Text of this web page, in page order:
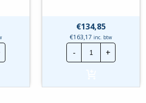
€134,85
€163,17 inc. btw
-
Eaton
xPole
MRB4
25A
+